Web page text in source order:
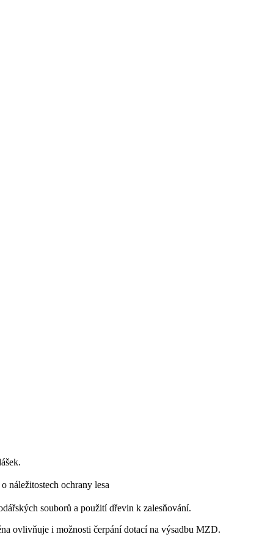
náležitostech ochrany lesa
souborů a použití dřevin k zalesňování.
ovlivňuje i možnosti čerpání dotací na výsadbu MZD.